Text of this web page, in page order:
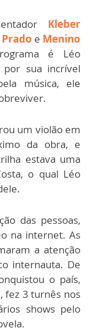
Kleber
e Menino
é Léo
sua incrível
música, ele
um violão em
da obra, e
estava uma
o qual Léo
das pessoas,
na internet. As
a atenção
internauta. De
o país,
fez 3 turnês nos
shows pelo